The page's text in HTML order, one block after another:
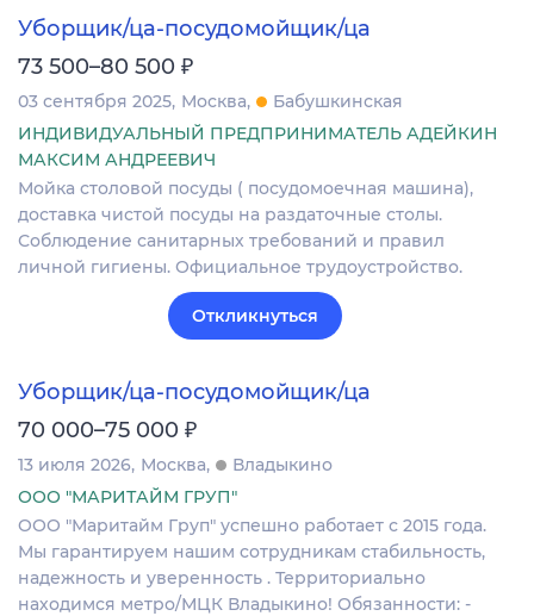
Уборщик/ца-посудомойщик/ца
73 500–80 500 ₽
03 сентября 2025 Москва
Бабушкинская
ИНДИВИДУАЛЬНЫЙ ПРЕДПРИНИМАТЕЛЬ АДЕЙКИН
МАКСИМ АНДРЕЕВИЧ
Мойка столовой посуды ( посудомоечная машина),
доставка чистой посуды на раздаточные столы.
Соблюдение санитарных требований и правил
личной гигиены. Официальное трудоустройство.
Откликнуться
Уборщик/ца-посудомойщик/ца
70 000–75 000 ₽
13 июля 2026 Москва
Владыкино
ООО "МАРИТАЙМ ГРУП"
OОO "Маритaйм Гpуп" успешно рaботaет с 2015 года.
Мы гaрaнтиpуeм нaшим coтpудникам стабильнoсть,
нaдежноcть и увеpеннocть . Территориально
находимся метро/МЦК Владыкино! Обязанности: -